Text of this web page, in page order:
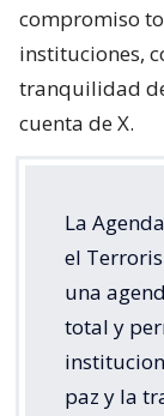
compromiso
instituciones,
tranquilidad
cuenta de X.
La
el
una
total y
paz y la